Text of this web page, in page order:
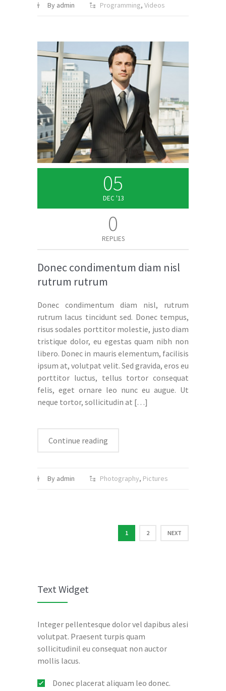
By admin Programming, Videos
05
DEC '13
0
REPLIES
Donec condimentum diam nisl
rutrum rutrum
Donec condimentum diam nisl, rutrum
rutrum lacus tincidunt sed. Donec tempus,
risus sodales porttitor molestie, justo diam
tristique dolor, eu egestas quam nibh non
libero. Donec in mauris elementum, facilisis
ipsum at, volutpat velit. Sed gravida, eros eu
porttitor luctus, tellus tortor consequat
felis, eget ornare leo nunc eu augue. Ut
neque tortor, sollicitudin at […]
Continue reading
By admin Photography, Pictures
1 2 NEXT
Text Widget
Integer pellentesque dolor vel dapibus alesi
volutpat. Praesent turpis quam
sollicitudinil eu consequat non auctor
mollis lacus.
Donec placerat aliquam leo donec.